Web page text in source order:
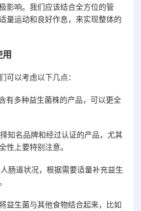
影响。我们应该结合全方位的管
量运动和良好作息，来实现整体的
可以考虑以下几点：
有多种益生菌株的产品，可以更全
知名品牌和经过认证的产品，尤其
性上要特别注意。
肠道状况，根据需要适量补充益生
益生菌与其他食物结合起来，比如